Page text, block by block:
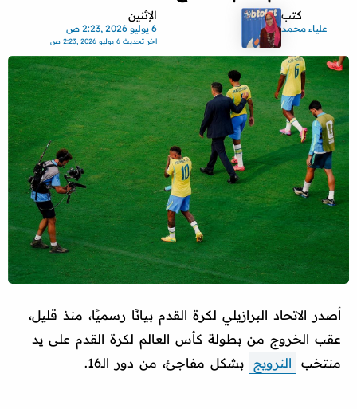
كتب
علياء محمد
الإثنين
6 يوليو 2026 ,2:23 ص
اخر تحديث6 يوليو 2026 ,2:23 ص
أصدر الاتحاد البرازيلي لكرة القدم بيانًا رسميًا، منذ قليل،
عقب الخروج من بطولة كأس العالم لكرة القدم على يد
منتخب
النرويج بشكل مفاجئ، من دور الـ16.